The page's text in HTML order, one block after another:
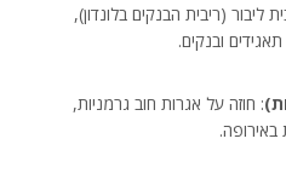
ליבור (ריבית הבנקים בלונדון),
ובנקים.
: חוזה על אגרות חוב גרמניות,
באירופה.